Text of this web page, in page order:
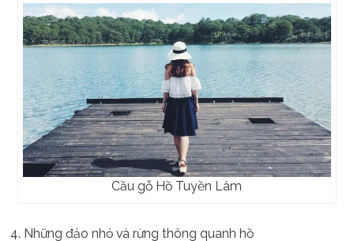
Cầu gỗ Hồ Tuyền Lâm
4. Những đảo nhỏ và rừng thông quanh hồ